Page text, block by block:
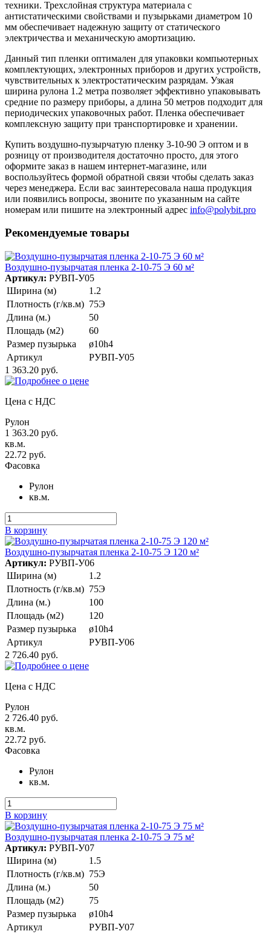
техники. Трехслойная структура материала с
антистатическими свойствами и пузырьками диаметром 10
мм обеспечивает надежную защиту от статического
электричества и механическую амортизацию.
Данный тип пленки оптимален для упаковки компьютерных
комплектующих, электронных приборов и других устройств,
чувствительных к электростатическим разрядам. Узкая
ширина рулона 1.2 метра позволяет эффективно упаковывать
средние по размеру приборы, а длина 50 метров подходит для
периодических упаковочных работ. Пленка обеспечивает
комплексную защиту при транспортировке и хранении.
Купить воздушно-пузырчатую пленку 3-10-90 Э оптом и в
розницу от производителя достаточно просто, для этого
оформите заказ в нашем интернет-магазине, или
воспользуйтесь формой обратной связи чтобы сделать заказ
через менеджера. Если вас заинтересовала наша продукция
или появились вопросы, звоните по указанным на сайте
номерам или пишите на электронный адрес info@polybit.pro
Рекомендуемые товары
Воздушно-пузырчатая пленка 2-10-75 Э 60 м²
Артикул: РУВП-У05
Ширина (м)
1.2
Плотность (г/кв.м) 75Э
Длина (м.)
50
Площадь (м2)
60
Размер пузырька
ø10h4
Артикул
РУВП-У05
1 363.20 руб.
Цена с НДС
Рулон
1 363.20 руб.
кв.м.
22.72 руб.
Фасовка
Рулон
кв.м.
В корзину
Воздушно-пузырчатая пленка 2-10-75 Э 120 м²
Артикул: РУВП-У06
Ширина (м)
1.2
Плотность (г/кв.м) 75Э
Длина (м.)
100
Площадь (м2)
120
Размер пузырька
ø10h4
Артикул
РУВП-У06
2 726.40 руб.
Цена с НДС
Рулон
2 726.40 руб.
кв.м.
22.72 руб.
Фасовка
Рулон
кв.м.
В корзину
Воздушно-пузырчатая пленка 2-10-75 Э 75 м²
Артикул: РУВП-У07
Ширина (м)
1.5
Плотность (г/кв.м) 75Э
Длина (м.)
50
Площадь (м2)
75
Размер пузырька
ø10h4
Артикул
РУВП-У07